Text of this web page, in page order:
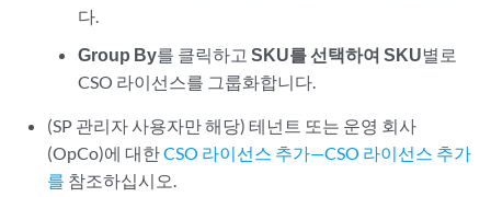
다.
Group By를 클릭하고 SKU를 선택하여 SKU별로
CSO 라이선스를 그룹화합니다.
(SP 관리자 사용자만 해당) 테넌트 또는 운영 회사
(OpCo)에 대한CSO 라이선스 추가—CSO 라이선스 추가
를 참조하십시오.